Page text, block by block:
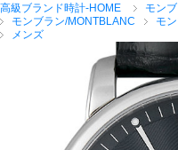
ブラ
高級ブランド時計-HOME
モン
モンブラン/MONTBLANC
モ
メンズ